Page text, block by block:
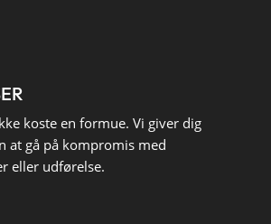
koste en formue. Vi giver dig
at gå på kompromis med
eller udførelse.